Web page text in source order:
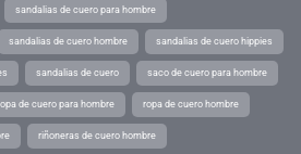
sandalias de cuero para hombre
sandalias de cuero hombre sandalias de cuero hippies
sandalias de cuero saco de cuero para hombre
de cuero para hombre ropa de cuero hombre
riñoneras de cuero hombre